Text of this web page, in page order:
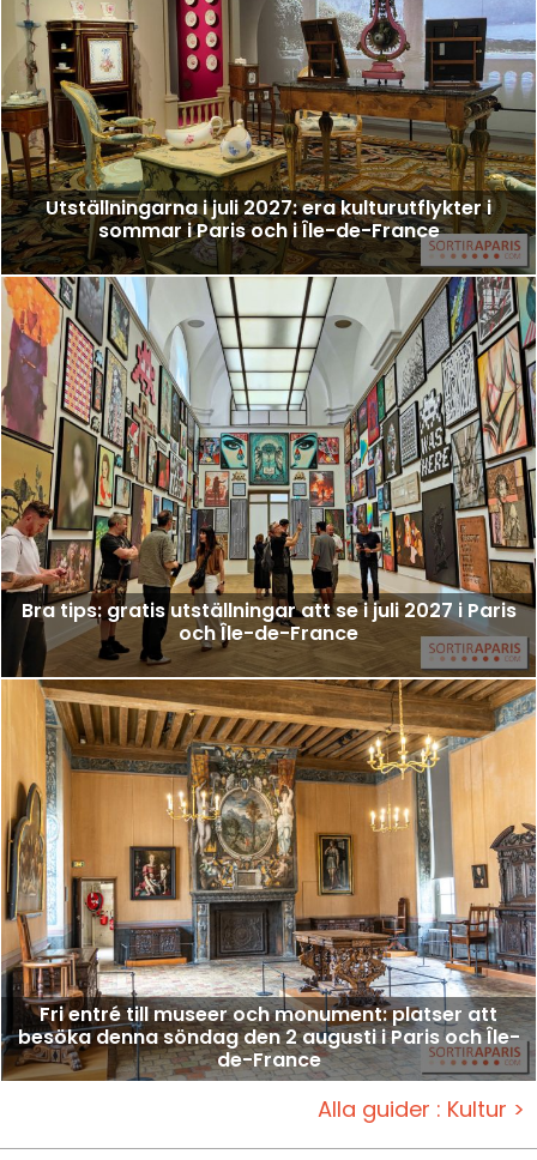
Utställningarna i juli 2027: era kulturutflykter i
sommar i Paris och i Île-de-France
Bra tips: gratis utställningar att se i juli 2027 i Paris
och Île-de-France
Fri entré till museer och monument: platser att
besöka denna söndag den 2 augusti i Paris och Île-
de-France
Alla guider : Kultur >